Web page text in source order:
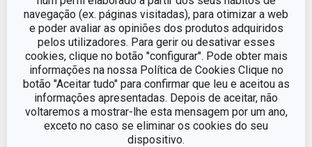
navegação (ex. páginas visitadas), para otimizar a web
e poder avaliar as opiniões dos produtos adquiridos
pelos utilizadores. Para gerir ou desativar esses
cookies, clique no botão "configurar". Pode obter mais
informações na nossa Política de Cookies Clique no
botão "Aceitar tudo" para confirmar que leu e aceitou as
informações apresentadas. Depois de aceitar, não
voltaremos a mostrar-lhe esta mensagem por um ano,
exceto no caso se eliminar os cookies do seu
dispositivo.
TIPO colher perfurada
CORES Amarelo
MÁQUINA DE LAVAR LOUÇA Sim
EAN 8595028459296